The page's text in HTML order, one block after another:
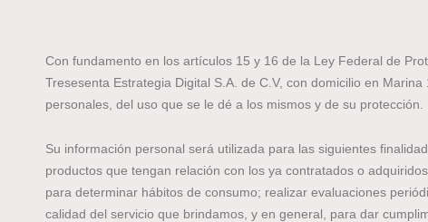
Con fundamento en los artículos 15 y 16 de la Ley Federal de
Tresesenta Estrategia Digital S.A. de C.V, con domicilio en
personales, del uso que se le dé a los mismos y de su protección.
Su información personal será utilizada para las siguientes
productos que tengan relación con los ya contratados o
para determinar hábitos de consumo; realizar evaluaciones
calidad del servicio que brindamos, y en general, para dar